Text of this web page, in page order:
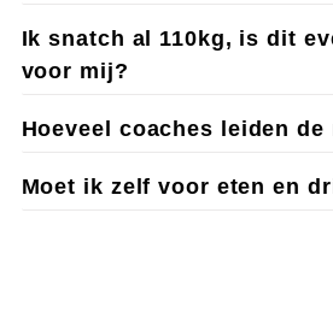
Ik snatch al 110kg, is dit
voor mij?
Hoeveel coaches leiden
Moet ik zelf voor eten en